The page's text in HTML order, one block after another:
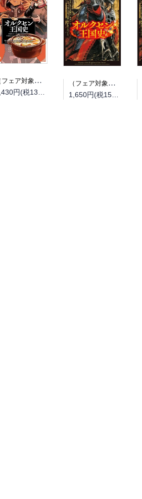
（フェア対象商品）【予約】【特典付き】オルクセン王国史~野蛮なオークの国は、如何にして平和なエルフの国を焼き払うに至ったか~ 7 小冊子付き特装版（08/25頃発送予定）
（フェア対象商品）【予約】【特典付き】オルクセン王国史~野蛮なオークの国は、如何にして平和なエルフの国を焼き払うに至ったか~ 7（08/12頃発送予定）